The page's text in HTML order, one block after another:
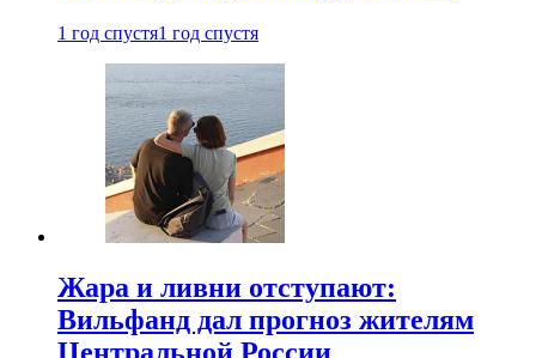
1 год спустя1 год спустя
Жара и ливни отступают:
Вильфанд дал прогноз жителям